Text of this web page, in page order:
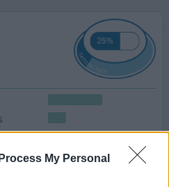
My Personal
réveil à 04h 30 arrive plus à
1/4 de lexomil . Je baisse le